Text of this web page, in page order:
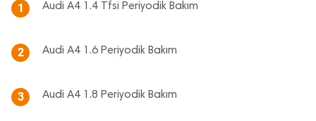
1 Audi A4 1.4 Tfsi Periyodik Bakım
2 Audi A4 1.6 Periyodik Bakım
3 Audi A4 1.8 Periyodik Bakım